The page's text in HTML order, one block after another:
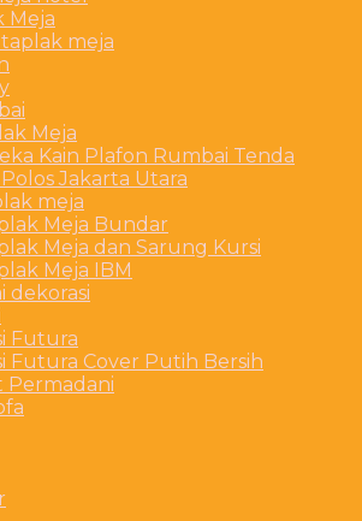
Meja
meja
Meja
Kain Plafon Rumbai Tenda
Jakarta Utara
meja
Meja Bundar
Meja dan Sarung Kursi
Meja IBM
dekorasi
Futura
Futura Cover Putih Bersih
Permadani